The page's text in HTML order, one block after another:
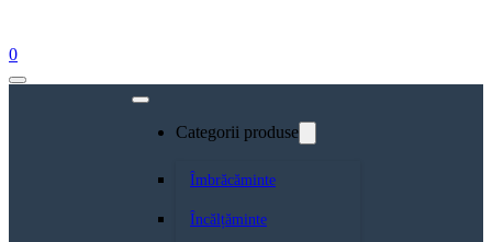
0
Categorii produse
Îmbrăcăminte
Încălțăminte